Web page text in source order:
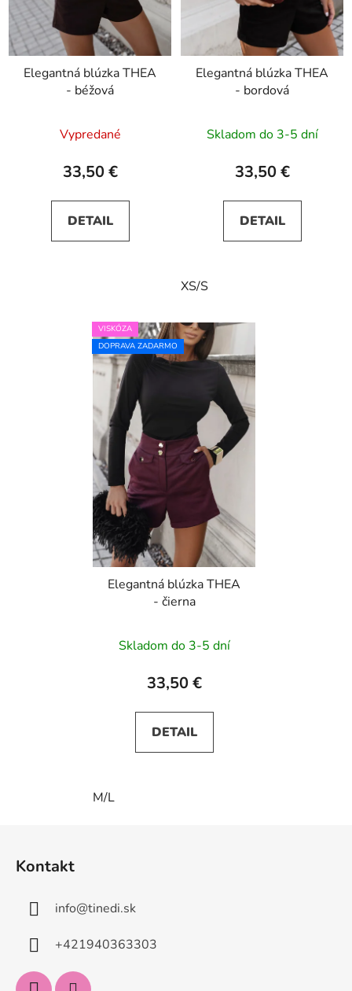
Elegantná blúzka THEA
- béžová
Vypredané
33,50 €
DETAIL
Elegantná blúzka THEA
- bordová
Skladom do 3-5 dní
33,50 €
DETAIL
XS/S
VISKÓZA
DOPRAVA ZADARMO
Elegantná blúzka THEA
- čierna
Skladom do 3-5 dní
33,50 €
DETAIL
M/L
Kontakt
info@tinedi.sk
+421940363303